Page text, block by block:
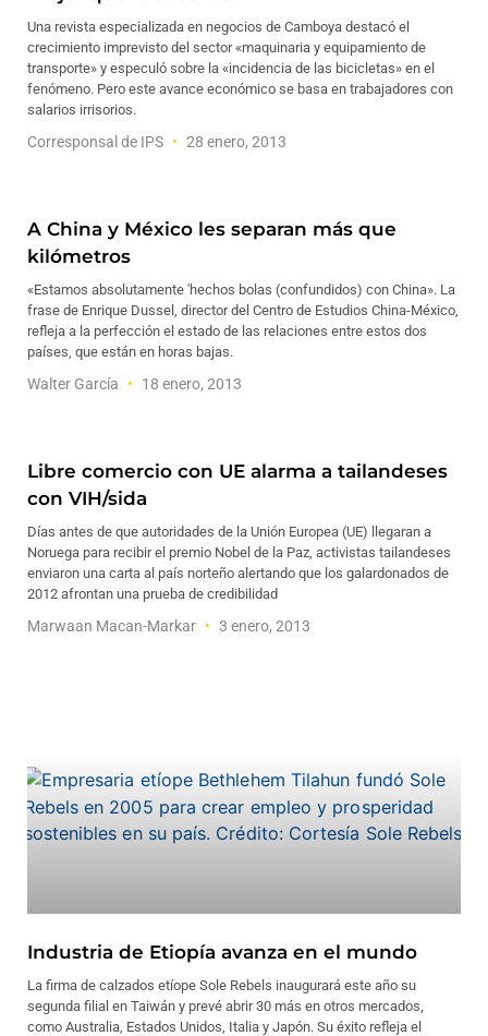
Una revista especializada en negocios de Camboya destacó el
crecimiento imprevisto del sector «maquinaria y equipamiento de
transporte» y especuló sobre la «incidencia de las bicicletas» en el
fenómeno. Pero este avance económico se basa en trabajadores con
salarios irrisorios.
Corresponsal de IPS 28 enero, 2013
A China y México les separan más que
kilómetros
«Estamos absolutamente 'hechos bolas (confundidos) con China». La
frase de Enrique Dussel, director del Centro de Estudios China-México,
refleja a la perfección el estado de las relaciones entre estos dos
países, que están en horas bajas.
Walter García 18 enero, 2013
Libre comercio con UE alarma a tailandeses
con VIH/sida
Días antes de que autoridades de la Unión Europea (UE) llegaran a
Noruega para recibir el premio Nobel de la Paz, activistas tailandeses
enviaron una carta al país norteño alertando que los galardonados de
2012 afrontan una prueba de credibilidad
Marwaan Macan-Markar 3 enero, 2013
Industria de Etiopía avanza en el mundo
La firma de calzados etíope Sole Rebels inaugurará este año su
segunda filial en Taiwán y prevé abrir 30 más en otros mercados,
como Australia, Estados Unidos, Italia y Japón. Su éxito refleja el